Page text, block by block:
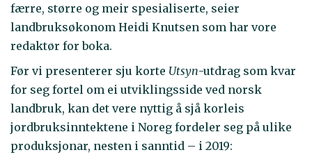
færre, større og meir spesialiserte, seier
landbruksøkonom Heidi Knutsen som har vore
redaktør for boka.
Før vi presenterer sju korte Utsyn-utdrag som kvar
for seg fortel om ei utviklingsside ved norsk
landbruk, kan det vere nyttig å sjå korleis
jordbruksinntektene i Noreg fordeler seg på ulike
produksjonar, nesten i sanntid – i 2019: